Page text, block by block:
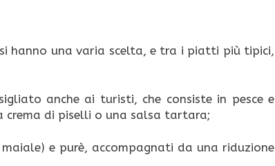
hanno una varia scelta, e tra i piatti più tipici,
anche ai turisti, che consiste in pesce e
di piselli o una salsa tartara;
e purè, accompagnati da una riduzione